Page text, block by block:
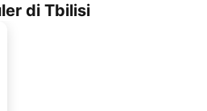
di Tbilisi